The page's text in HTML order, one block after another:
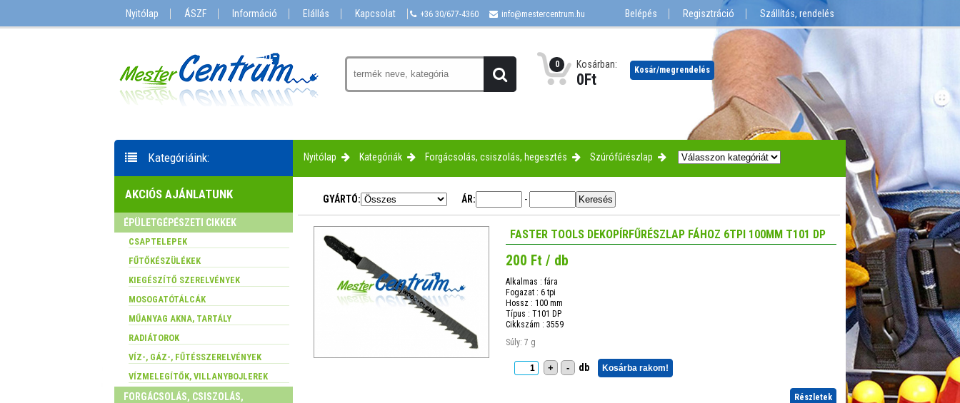
Nyitólap ÁSZF Információ Elállás Kapcsolat +36 30/677-4360 info@mestercentrum.hu Belépés Regisztráció Szállítás, rendelés
0 Kosárban:
0Ft
Kosár/megrendelés
Kategóriáink:
AKCIÓS AJÁNLATUNK
ÉPÜLETGÉPÉSZETI CIKKEK
CSAPTELEPEK
FŰTŐKÉSZÜLÉKEK
KIEGÉSZÍTŐ SZERELVÉNYEK
MOSOGATÓTÁLCÁK
MŰANYAG AKNA, TARTÁLY
RADIÁTOROK
VÍZ-, GÁZ-, FŰTÉSSZERELVÉNYEK
VÍZMELEGÍTŐK, VILLANYBOJLEREK
FORGÁCSOLÁS, CSISZOLÁS,
Nyitólap Kategóriák Forgácsolás, csiszolás, hegesztés Szúrófűrészlap
GYÁRTÓ: ÁR: -
FASTER TOOLS DEKOPÍRFŰRÉSZLAP FÁHOZ 6TPI 100MM T101 DP
200 Ft / db
Alkalmas : fára
Fogazat : 6 tpi
Hossz : 100 mm
Típus : T101 DP
Cikkszám : 3559
Súly: 7 g
+ - db Kosárba rakom!
Részletek